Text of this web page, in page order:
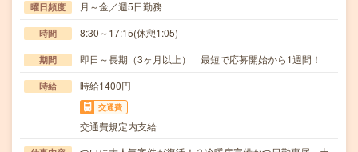
曜日頻度 月～金／週5日勤務
時間 8:30～17:15(休憩1:05)
期間 即日～長期（3ヶ月以上） 最短で応募開始から1週間！
時給 時給1400円
交通費
交通費規定内支給